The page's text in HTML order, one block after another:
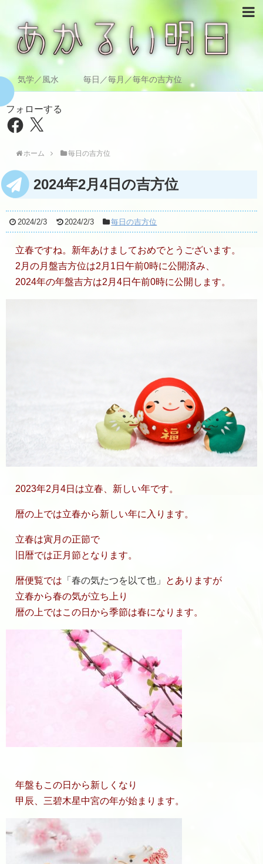
気学／風水 毎日／毎月／毎年の吉方位
フォローする
Facebook
X
ホーム 毎日の吉方位
2024年2月4日の吉方位
2024/2/3 2024/2/3 毎日の吉方位
立春ですね。新年あけましておめでとうございます。
2月の月盤吉方位は2月1日午前0時に公開済み、
2024年の年盤吉方は2月4日午前0時に公開します。
2023年2月4日は立春、新しい年です。
暦の上では立春から新しい年に入ります。
立春は寅月の正節で
旧暦では正月節となります。
暦便覧では 春の気たつを以て也
とありますが
立春から春の気が立ち上り
暦の上ではこの日から季節は春になります。
年盤もこの日から新しくなり
甲辰、三碧木星中宮の年が始まります。